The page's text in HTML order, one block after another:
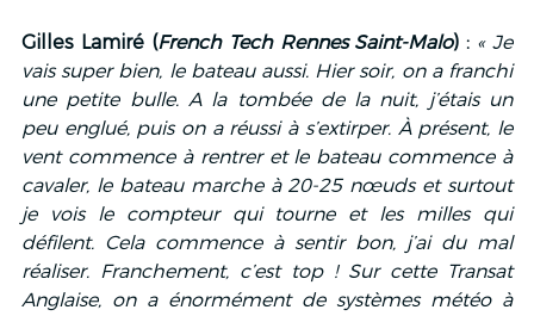
Gilles Lamiré (French Tech Rennes Saint-Malo) : « Je
vais super bien, le bateau aussi. Hier soir, on a franchi
une petite bulle. A la tombée de la nuit, j’étais un
peu englué, puis on a réussi à s’extirper. À présent, le
vent commence à rentrer et le bateau commence à
cavaler, le bateau marche à 20-25 nœuds et surtout
je vois le compteur qui tourne et les milles qui
défilent. Cela commence à sentir bon, j’ai du mal
réaliser. Franchement, c’est top ! Sur cette Transat
Anglaise, on a énormément de systèmes météo à